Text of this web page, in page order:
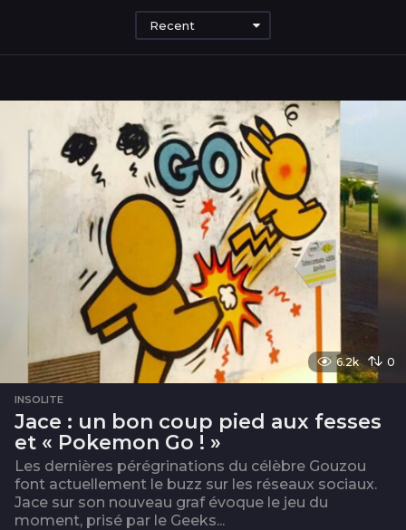
Recent
6.2k 0
INSOLITE
Jace : un bon coup pied aux fesses
et « Pokemon Go ! »
Les dernières pérégrinations du célèbre Gouzou
font actuellement le buzz sur les réseaux sociaux.
Jace sur son nouveau graf évoque le jeu du
moment, prisé par le Geeks...